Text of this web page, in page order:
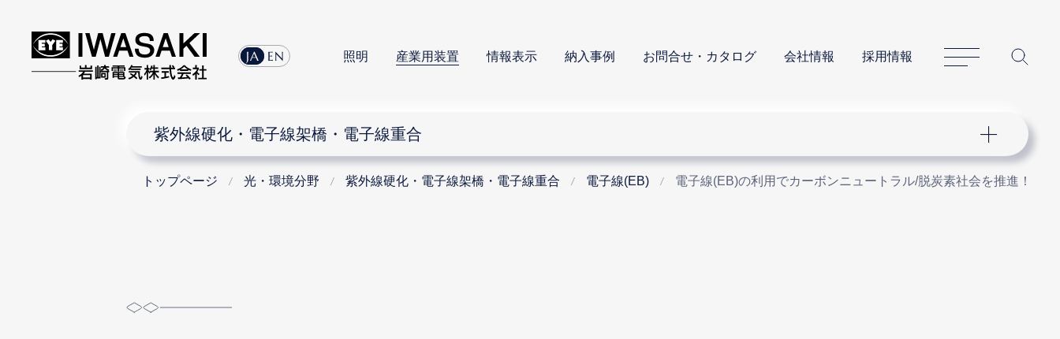
JA EN 照明 産業用装置 情報表示 納入事例 お問合せ・カタログ 会社情報 採用情報
サイトマップ
紫外線硬化・電子線架橋・電子線重合
トップページ 光・環境分野 紫外線硬化・電子線架橋・電子線重合 電子線(EB) 電子線(EB)の利用でカーボンニュートラル/脱炭素社会を推進！
menu